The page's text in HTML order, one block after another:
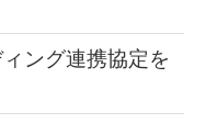
ング連携協定を